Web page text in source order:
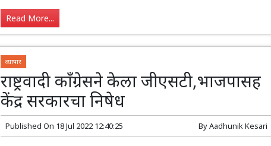
Read More...
व्यापार
राष्ट्रवादी काँग्रेसने केला जीएसटी,भाजपासह
केंद्र सरकारचा निषेध
Published On 18 Jul 2022 12:40:25 ByAadhunik Kesari